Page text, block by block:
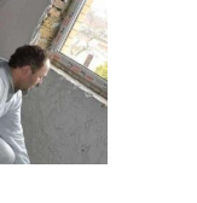
в сельском
доме